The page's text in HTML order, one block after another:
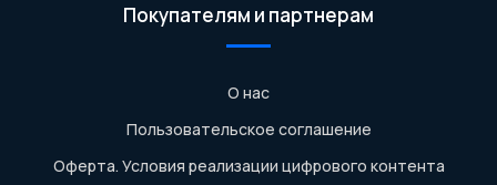
Покупателям и партнерам
О нас
Пользовательское соглашение
Оферта. Условия реализации цифрового контента